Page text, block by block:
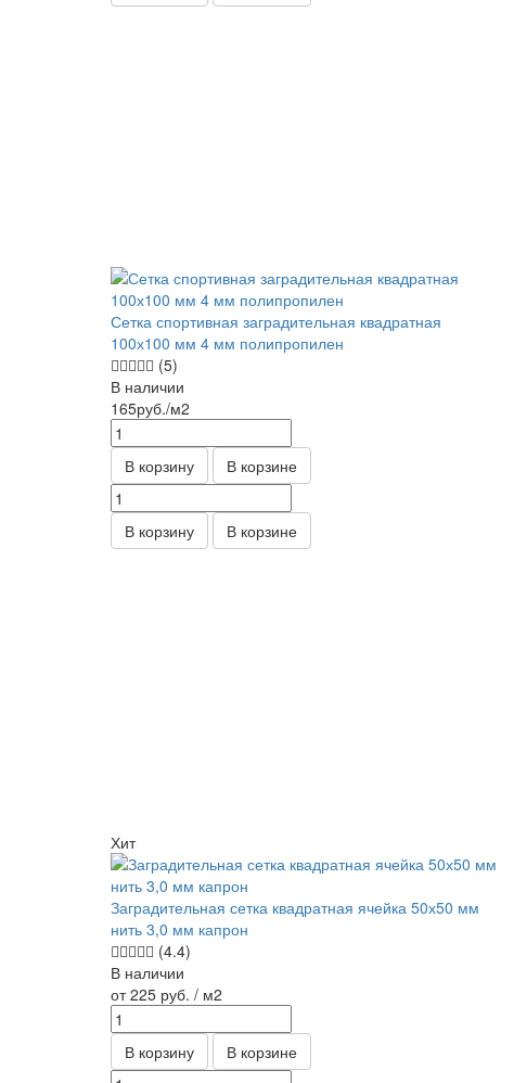
Сетка спортивная заградительная квадратная
100х100 мм 4 мм полипропилен
(5)
В наличии
165руб./м2
В корзину В корзине
В корзину В корзине
Хит
Заградительная сетка квадратная ячейка 50х50 мм
нить 3,0 мм капрон
(4.4)
В наличии
от 225 руб. / м2
В корзину В корзине